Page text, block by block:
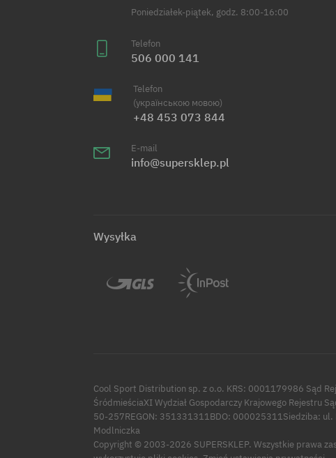
Poniedziałek-piątek, godz. 8:00-16:00
Telefon
506 000 141
Telefon
(українською мовою)
+48 453 073 844
E-mail
info@supersklep.pl
Wysyłka
Cool Sport Distribution sp. z o.o. KRS: 0001179986 Sąd
ŚródmieściaXI Wydział Gospodarczy Krajowego Rejestru
50-257REGON: 351331311BDO: 000025311Siedziba:
Modlniczka
Copyright © 2003-2026 SUPERSKLEP. Wszystkie prawa